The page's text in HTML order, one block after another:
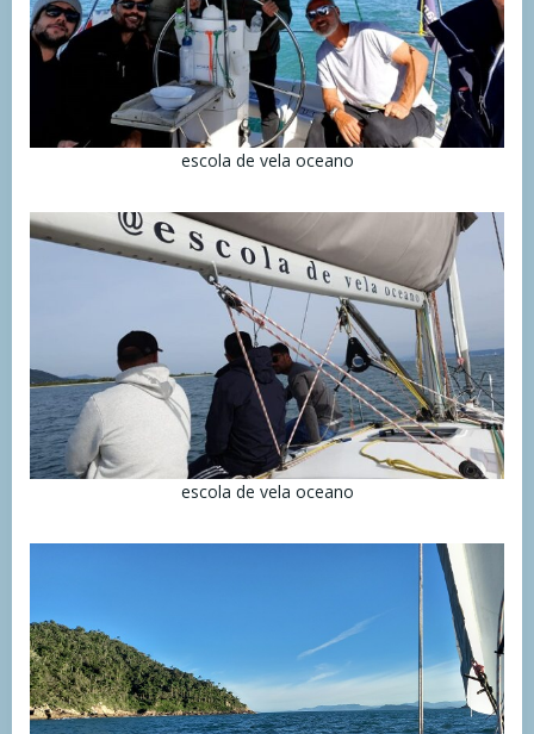
escola de vela oceano
escola de vela oceano